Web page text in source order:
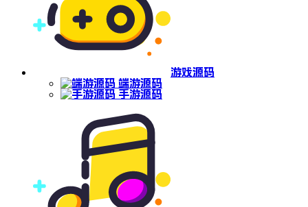
游戏源码
端游源码
手游源码